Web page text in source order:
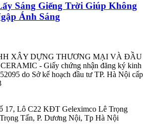
Sáng Giếng Trời Giúp Không
Ánh Sáng
XÂY DỰNG THƯƠNG MẠI VÀ ĐẦU
- Giấy chứng nhận đăng ký kinh
do Sở kế hoạch đầu tư TP. Hà Nội cấp
17, Lô C22 KĐT Geleximco Lê Trọng
Tấn, P. Dương Nội, Tp Hà Nội